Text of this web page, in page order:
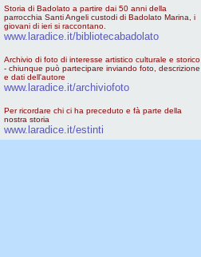
Storia di Badolato a partire dai 50 anni della
parrocchia Santi Angeli custodi di Badolato Marina, i
giovani di ieri si raccontano.
www.laradice.it/bibliotecabadolato
Archivio di foto di interesse artistico culturale e storico
- chiunque può partecipare inviando foto, descrizione
e dati dell'autore
www.laradice.it/archiviofoto
Per ricordare chi ci ha preceduto e fà parte della
nostra storia
www.laradice.it/estinti